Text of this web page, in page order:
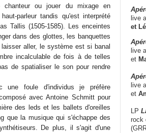
ou jouer du mixage en
parleur tandis qu'est interprété
Tallis (1505-1585). Les enceintes
dans des glottes, les banquettes
aller, le système est si banal
incalculable de fois à de telles
de spatialiser le son pour rendre
une foule d'individus je préfère
avec Antoine Schmitt pour
des leds et les ballets d'oreilles
que la musique qui s'échappe des
De plus, il s'agit d'une
live
et
live
et
live
et
LP
rock